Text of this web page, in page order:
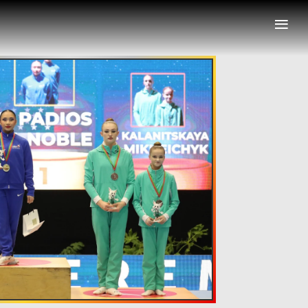
≡
Representações Internacionais